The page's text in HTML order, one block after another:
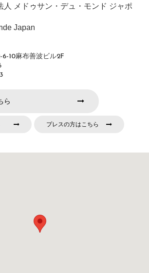
人 メドゥサン・デュ・モンド ジャポ
Japan
10麻布善波ビル2F
ら
プレスの方はこちら